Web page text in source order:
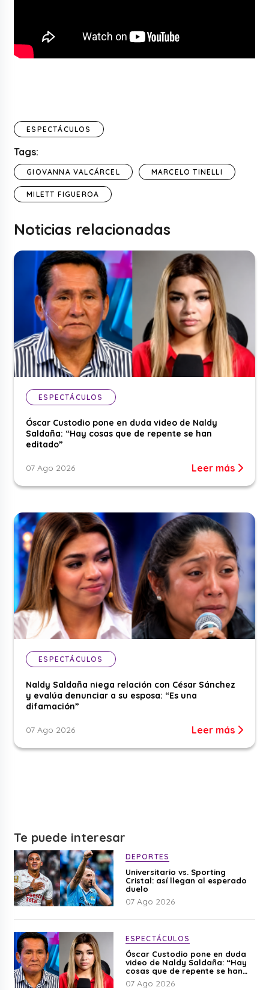
ESPECTÁCULOS
Tags:
GIOVANNA VALCÁRCEL MARCELO TINELLI
MILETT FIGUEROA
Noticias relacionadas
ESPECTÁCULOS
Óscar Custodio pone en duda video de Naldy
Saldaña: “Hay cosas que de repente se han
editado”
07 Ago 2026 Leer más
ESPECTÁCULOS
Naldy Saldaña niega relación con César Sánchez
y evalúa denunciar a su esposa: “Es una
difamación”
07 Ago 2026 Leer más
Te puede interesar
DEPORTES
Universitario vs. Sporting
Cristal: así llegan al esperado
duelo
07 Ago 2026
ESPECTÁCULOS
Óscar Custodio pone en duda
video de Naldy Saldaña: “Hay
cosas que de repente se han
editado”
07 Ago 2026